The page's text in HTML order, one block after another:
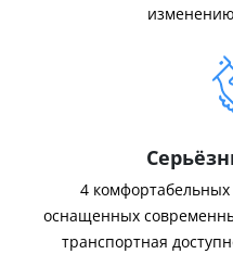
4
оснащенных
транспортная